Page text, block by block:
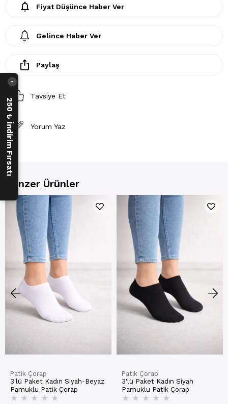
Fiyat Düşünce Haber Ver
Gelince Haber Ver
Paylaş
Tavsiye Et
Yorum Yaz
Benzer Ürünler
Patik Çorap
3'lü Paket Kadın Siyah-Beyaz
Pamuklu Patik Çorap
★ ★ ★ ★ ★
Patik Çorap
3'lü Paket Kadın Siyah
Pamuklu Patik Çorap
★ ★ ★ ★ ★
250 ₺ İndirim Fırsatı
›